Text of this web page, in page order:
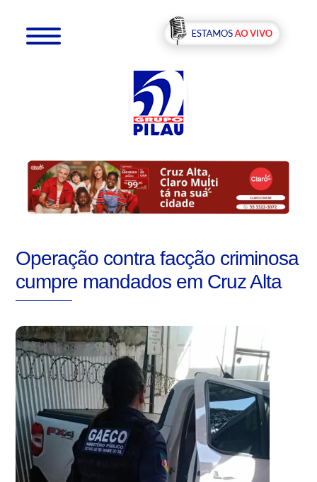
Operação contra facção criminosa
cumpre mandados em Cruz Alta